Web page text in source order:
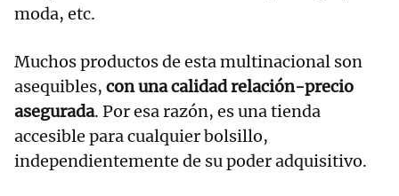
moda, etc.
Muchos productos de esta multinacional son
asequibles, con una calidad relación-precio
asegurada. Por esa razón, es una tienda
accesible para cualquier bolsillo,
independientemente de su poder adquisitivo.